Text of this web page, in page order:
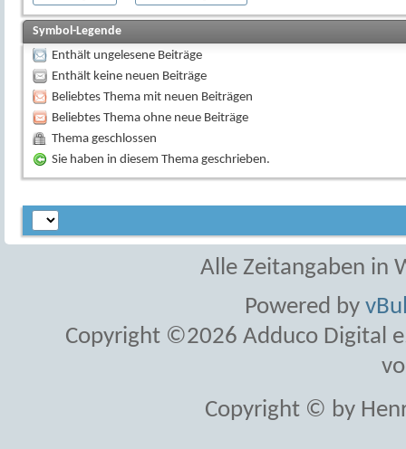
Symbol-Legende
Enthält ungelesene Beiträge
Enthält keine neuen Beiträge
Beliebtes Thema mit neuen Beiträgen
Beliebtes Thema ohne neue Beiträge
Thema geschlossen
Sie haben in diesem Thema geschrieben.
Alle Zeitangaben in
Powered by
Copyright ©2026 Adduco Digital
Copyright © by